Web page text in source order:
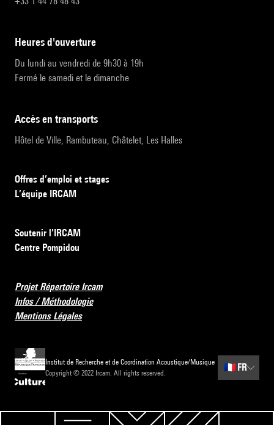
heures d'ouverture
Du lundi au vendredi de 9h30 à 19h
Fermé le samedi et le dimanche
accès en transports
Hôtel de Ville, Rambuteau, Châtelet, Les Halles
Offres d’emploi et stages
L’équipe IRCAM
Soutenir l’IRCAM
Centre Pompidou
Projet Répertoire Ircam
Infos / Méthodologie
Mentions Légales
Institut de Recherche et de Coordination Acoustique/Musique
Copyright © 2022 Ircam. All rights reserved.
🇫🇷 FR